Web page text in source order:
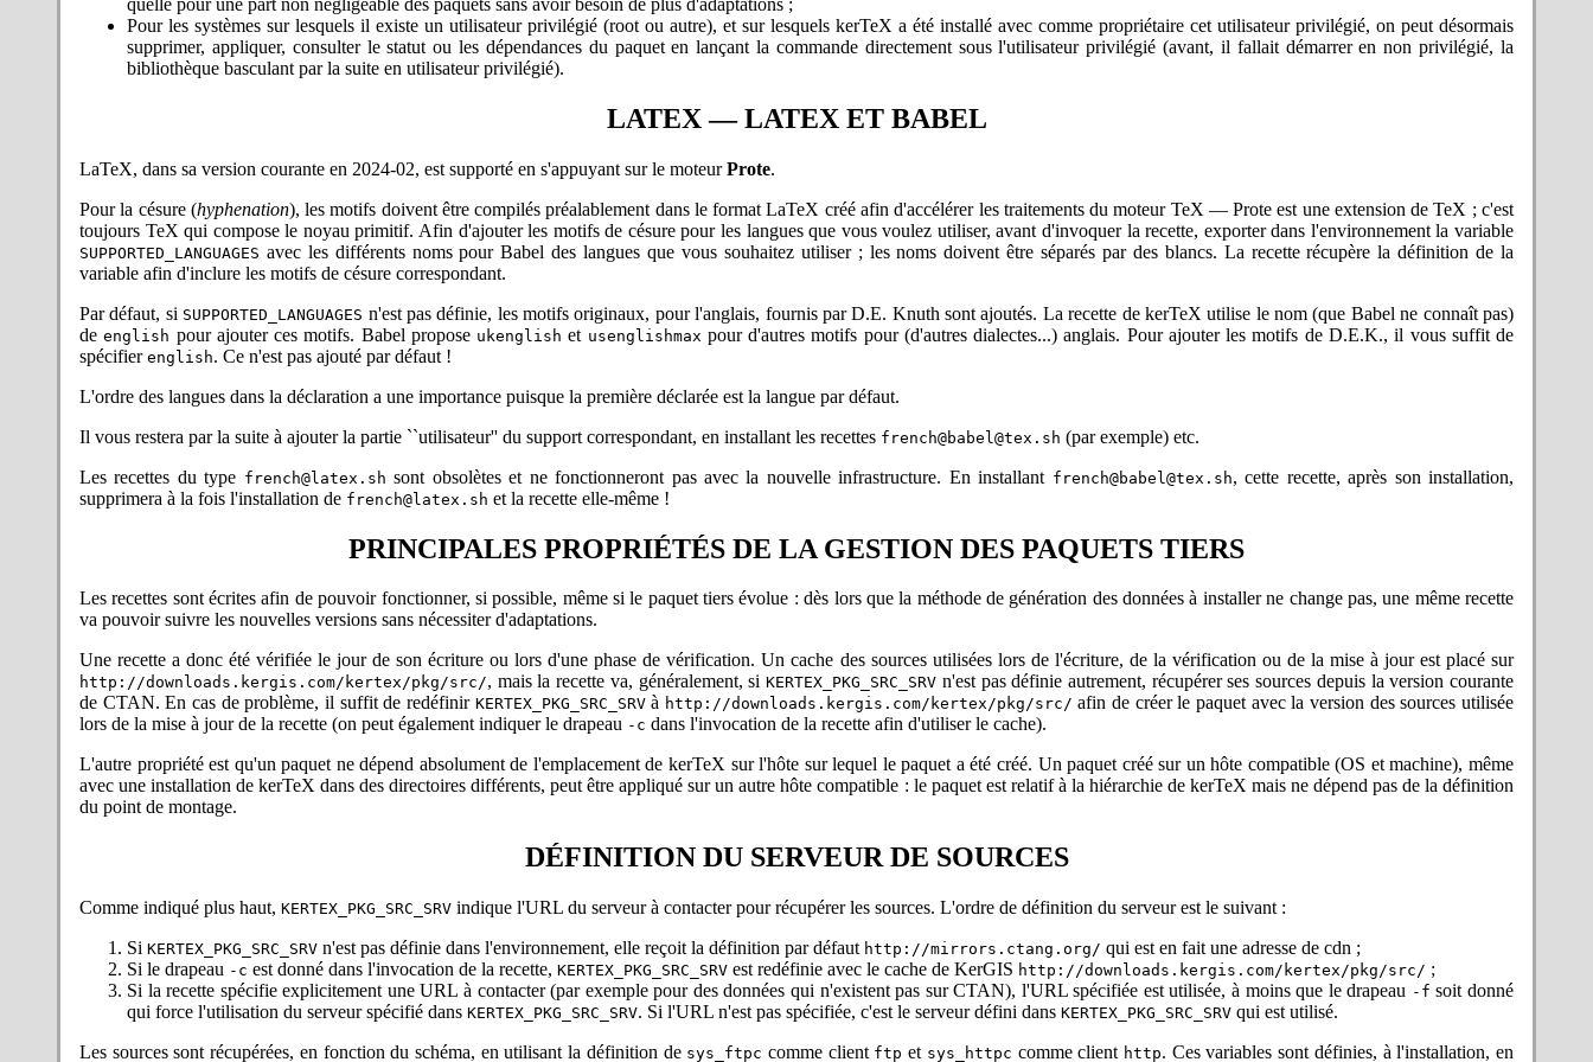
2024-02-16 : Informations importantes sur les mises à jour des recettes (LaTeX). Cela concerne la gestion des langues (Babel). VoyezLes
additions au noyau.
2024-02-14 : Correction de la recette pl@fonts.sh. Le nom du répertoire dans le fichier zip a été changé et la recette a donc été adaptée.
2024-02-01 : Correction de la recette urw@fonts.sh. Les Classico avaient été mises à jour et la liste était incorrecte. Merci à Antonio
des extensions a été réalisée et les recettes ont été mises à jour par rapport à ce qui est présent sur CTAN. Il n'est pas nécessaire de
2023-08-27 : kerTeX / MetaPost : correction d'une faute introduite en simplifiant la recherche d'un fichier inclus (input). En simplifiant la
recherche d'un fichier inclus, qui "bégayait" en cas d'insuccès — réessayant pour exactement le même résultat — j'avais supprimé une
branche alternative inutile pour le résultat mais qui assurait qu'une variable automatique était définie également en cas d'insuccès. Le
résultat, c'est qu'en cas de fichier non trouvé, cette variable avait la valeur que le hasard lui donnait, qui le plus probablement était
différente de zéro, et était interprétée comme "vrai" alors qu'en l'occurrence, ce devait être "faux". Le crash suivait. Corrigé. Merci à Dirk-
Wilhelm Peters pour avoir signalé le problème !
2023-08-01 : kerTeX / Prote : modification des primitives de fichiers. Les nouvelles primitives de fichier sont utilisées en escomptant
qu'elles se comporteront à l'instar de la primitive
ce faire. Nécessaire pour la nouvelle version de LaTeX.
2023-07-25 : kerTeX : mise à jour cweb ; ajout armv8l. Incorporation de la version 4.9 des utilitaires CWEB. Ajout dans RISK des
paramètres pour armv8l (ISA v8, pour 32bits en little endian). Vous devez récupérer la nouvelle version deget_mk_install
de sources séparées pour CWEB qui est maintenu séparément. Merci à Antonio Olivares pour le rapport d'erreur sur Android !
2023-05-09 :Correction latex.sh pour Plan9.Sed(1) sur Plan9/9front ne gère pas les classes de caractères. Merci à Jack Lawler pour le
rapport d'erreur et la proposition de correction !
l'installation ne crée PAS les utilisateur et groupe) et qu'il est membre du groupe donné.
2023-03-17 : LaTeX : recette mise à jour pour permettre d'ajouter les césures (à partir des noms Babel) de plusieurs langages au format.
blancs, langages dont les motifs et exceptions de césure (hyphenation) doivent être compilés dans le format. Exemple :
SUPPORTED_LANGUAGES="french ukenglish ngerman russian" $KERTEX_SHELL latex.sh install
se faisant, par la suite, à l'aide des macros Babel des paquets niveau utilisateur relatifs, qui devront être ajoutés par leur recette kerTeX
dédiée.
2023-03-05 : kerTeX_M : correction pour compilation sur RHEL. Sur RHEL, l'ordre des objets liés, en tout cas si l'un s'appelle "lib.o",
importe. Merci à B. Atticus Grobe ! pour avoir remonté l'information.
CTAN nécessite d'augmenter la mémoire (qui est définie à la compilation). Merci à Antonio Olivares pour le rapport d'erreur !
2022-11-06 : Correction pour la compilation de kertex_T sur Plan9. Une macro relative à la version POSIX nécessite d'être définie pour
d'incidence fonctionnelle (inutile de mettre à jour juste pour ça !). Merci à tous les deux pour le retour !
l'usage sur Plan9 (rmdir, utiliser mv pour des répertoires...) et l'invocation demfpour la génération des fontes EC présupposait que les
répertoires de kerTeX étaient dans le PATH/path. Corrigé. Merci à Chris Gorman pour le rapport d'erreur !
2022-09-26 :Mise à jour de la recette LaTeX. La recette a été mise à jour pour incorporer divers fichiers nécessaires au traitement du dtx
de bbold@fonts.sh, lorsque l'on ajoute le support de ces fontes à LaTeX (compatibilité ?). Merci à Antonio Olivares pour le rapport
d'erreur et les essais !
2022-09-12 : Mise à jour recette LaTeX (2022-06-01-PL5). La recette a été mise à jour pour la version courante sur les serveurs CTAN.
Note : si les noms des fichiers sont inchangés, une recette fonctionne même avec la version en cours sur CTAN, peut-être plus récente
que la récente. S'il y a un changement, la recette ne fonctionnera qu'avec la version des fichiers correspondant au moment de l'écriture de
Pour les systèmes sur lesquels il existe un utilisateur privilégié (root ou autre), et sur lesquels kerTeX a été installé avec comme propriétaire cet utilisateur privilégié, on peut désormais
supprimer, appliquer, consulter le statut ou les dépendances du paquet en lançant la commande directement sous l'utilisateur privilégié (avant, il fallait démarrer en non privilégié, la
bibliothèque basculant par la suite en utilisateur privilégié).
LATEX — LATEX ET BABEL
LaTeX, dans sa version courante en 2024-02, est supporté en s'appuyant sur le moteurProte.
Pour la césure (hyphenation), les motifs doivent être compilés préalablement dans le format LaTeX créé afin d'accélérer les traitements du moteur TeX — Prote est une extension de TeX ; c'est
toujours TeX qui compose le noyau primitif. Afin d'ajouter les motifs de césure pour les langues que vous voulez utiliser, avant d'invoquer la recette, exporter dans l'environnement la variable
SUPPORTED_LANGUAGES avec les différents noms pour Babel des langues que vous souhaitez utiliser ; les noms doivent être séparés par des blancs. La recette récupère la définition de la
variable afin d'inclure les motifs de césure correspondant.
Par défaut, si SUPPORTED_LANGUAGES n'est pas définie, les motifs originaux, pour l'anglais, fournis par D.E. Knuth sont ajoutés. La recette de kerTeX utilise le nom (que Babel ne connaît pas)
deenglish pour ajouter ces motifs. Babel propose ukenglish et usenglishmax pour d'autres motifs pour (d'autres dialectes...) anglais. Pour ajouter les motifs de D.E.K., il vous suffit de
spécifier english. Ce n'est pas ajouté par défaut !
L'ordre des langues dans la déclaration a une importance puisque la première déclarée est la langue par défaut.
Il vous restera par la suite à ajouter la partie ``utilisateur'' du support correspondant, en installant les recettes french@babel@tex.sh (par exemple) etc.
Les recettes du type french@latex.sh sont obsolètes et ne fonctionneront pas avec la nouvelle infrastructure. En installant french@babel@tex.sh, cette recette, après son installation,
supprimera à la fois l'installation de french@latex.sh et la recette elle-même !
PRINCIPALES PROPRIÉTÉS DE LA GESTION DES PAQUETS TIERS
Les recettes sont écrites afin de pouvoir fonctionner, si possible, même si le paquet tiers évolue : dès lors que la méthode de génération des données à installer ne change pas, une même recette
va pouvoir suivre les nouvelles versions sans nécessiter d'adaptations.
Une recette a donc été vérifiée le jour de son écriture ou lors d'une phase de vérification. Un cache des sources utilisées lors de l'écriture, de la vérification ou de la mise à jour est placé sur
http://downloads.kergis.com/kertex/pkg/src/, mais la recette va, généralement, siKERTEX_PKG_SRC_SRV n'est pas définie autrement, récupérer ses sources depuis la version courante
de CTAN. En cas de problème, il suffit de redéfinir KERTEX_PKG_SRC_SRVà http://downloads.kergis.com/kertex/pkg/src/ afin de créer le paquet avec la version des sources utilisée
lors de la mise à jour de la recette (on peut également indiquer le drapeau -c dans l'invocation de la recette afin d'utiliser le cache).
L'autre propriété est qu'un paquet ne dépend absolument de l'emplacement de kerTeX sur l'hôte sur lequel le paquet a été créé. Un paquet créé sur un hôte compatible (OS et machine), même
avec une installation de kerTeX dans des directoires différents, peut être appliqué sur un autre hôte compatible : le paquet est relatif à la hiérarchie de kerTeX mais ne dépend pas de la définition
du point de montage.
DÉFINITION DU SERVEUR DE SOURCES
Comme indiqué plus haut, KERTEX_PKG_SRC_SRV indique l'URL du serveur à contacter pour récupérer les sources. L'ordre de définition du serveur est le suivant :
Si KERTEX_PKG_SRC_SRV n'est pas définie dans l'environnement, elle reçoit la définition par défaut http://mirrors.ctang.org/ qui est en fait une adresse de cdn ;
Si le drapeau -c est donné dans l'invocation de la recette, KERTEX_PKG_SRC_SRV est redéfinie avec le cache de KerGIS http://downloads.kergis.com/kertex/pkg/src/ ;
Si la recette spécifie explicitement une URL à contacter (par exemple pour des données qui n'existent pas sur CTAN), l'URL spécifiée est utilisée, à moins que le drapeau -f soit donné
qui force l'utilisation du serveur spécifié dans KERTEX_PKG_SRC_SRV. Si l'URL n'est pas spécifiée, c'est le serveur défini dans KERTEX_PKG_SRC_SRV qui est utilisé.
Les sources sont récupérées, en fonction du schéma, en utilisant la définition de sys_ftpc comme client ftp et sys_httpc comme client http. Ces variables sont définies, à l'installation, en